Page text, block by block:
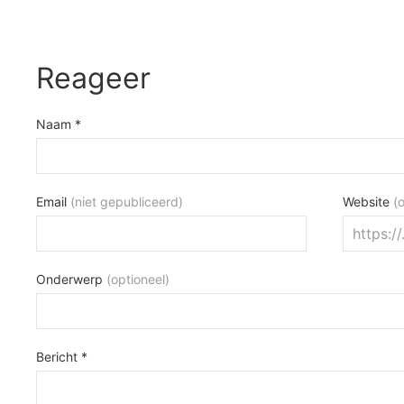
Reageer
Naam *
Email (niet gepubliceerd) Website
Onderwerp (optioneel)
Bericht *